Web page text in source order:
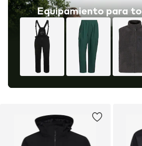
Equipamiento para